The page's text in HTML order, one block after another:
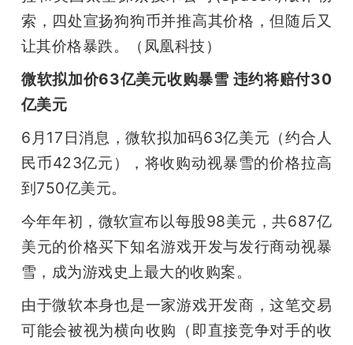
索，四处宣扬狗狗币并推高其价格，但随后又
让其价格暴跌。（凤凰科技）
微软拟加价63亿美元收购暴雪 违约将赔付30
亿美元
6月17日消息，微软拟加码63亿美元（约合人
民币423亿元），将收购动视暴雪的价格拉高
到750亿美元。
今年年初，微软宣布以每股98美元，共687亿
美元的价格买下知名游戏开发与发行商动视暴
雪，成为游戏史上最大的收购案。
由于微软本身也是一家游戏开发商，这笔交易
可能会被视为横向收购（即直接竞争对手的收